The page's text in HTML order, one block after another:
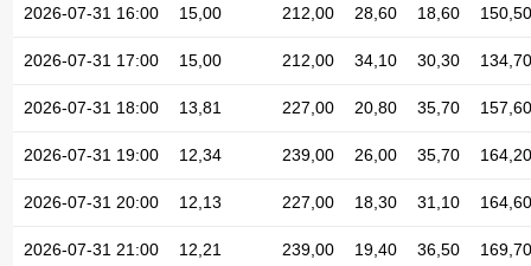
2026-07-31 16:00 15,00 212,00 28,60 18,60 150,50
2026-07-31 17:00 15,00 212,00 34,10 30,30 134,70
2026-07-31 18:00 13,81 227,00 20,80 35,70 157,60
2026-07-31 19:00 12,34 239,00 26,00 35,70 164,20
2026-07-31 20:00 12,13 227,00 18,30 31,10 164,60
2026-07-31 21:00 12,21 239,00 19,40 36,50 169,70